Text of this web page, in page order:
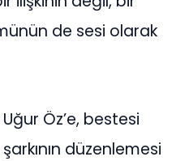
de sesi olarak
Öz’e, bestesi
düzenlemesi